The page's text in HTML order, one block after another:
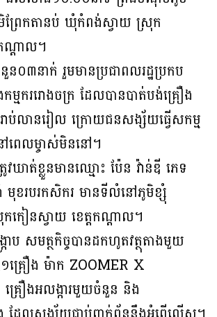
រែកតានប់ ឃុំកំពង់ស្វាយ ស្រុក
ណ្ដាល។
ន០៣នាក់ រួមមានប្រជាពលរដ្ឋប្រកប
មកររោងចក្រ ដែលបានបាត់បង់គ្រឿង
រាប់លានរៀល ក្រោយជនសង្ស័យធ្វើសកម្ម
ពេលម្ចាស់មិននៅ។
ាត់ខ្លួនមានឈ្មោះ ប៉ែន វ៉ាន់ឌី ភេទ
មុខរបរកសិករ មានទីលំនៅភូមិខ្សុំ
កៀនស្វាយ ខេត្តកណ្ដាល។
ក្រាប សមត្ថកិច្ចបានដកហូតវត្ថុតាងមួយ
គ្រឿង ម៉ាក ZOOMER X
គ្រឿងអលង្ការមួយចំនួន និង